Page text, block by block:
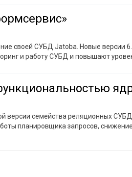
своей СУБД Jatoba. Новые версии
и работу СУБД и повышают
версии семейства реляционных
планировщика запросов,